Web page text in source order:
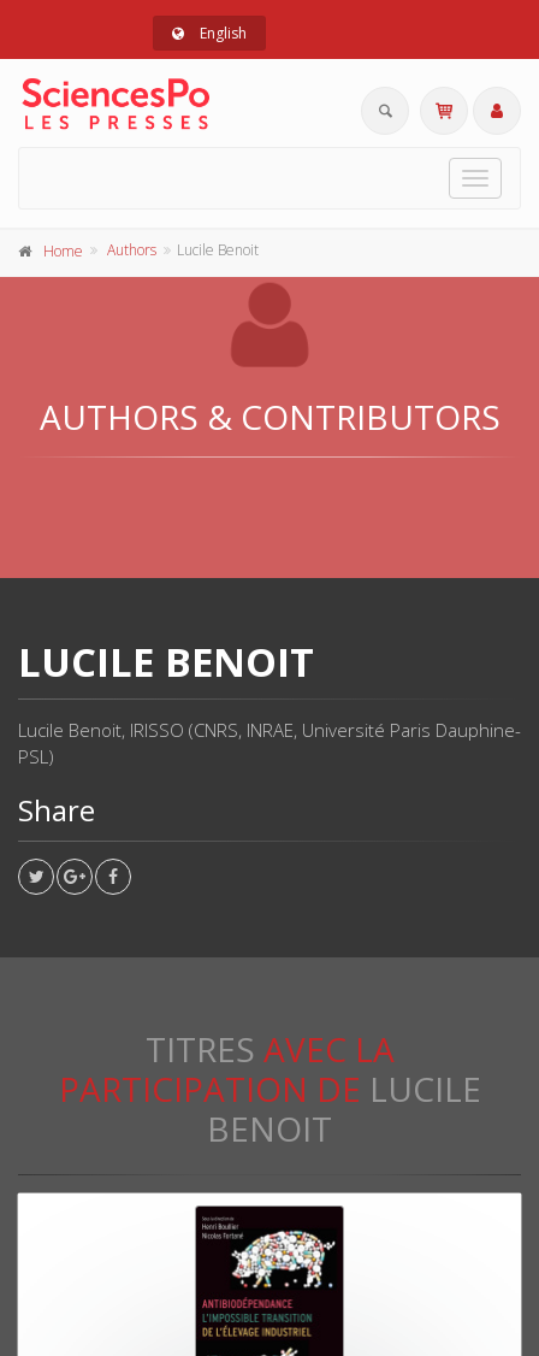
English
Toggle
Home Authors Lucile Benoit
AUTHORS & CONTRIBUTORS
LUCILE BENOIT
Lucile Benoit, IRISSO (CNRS, INRAE, Université Paris Dauphine-
PSL)
Share
TITRES AVEC LA
PARTICIPATION DE LUCILE
BENOIT